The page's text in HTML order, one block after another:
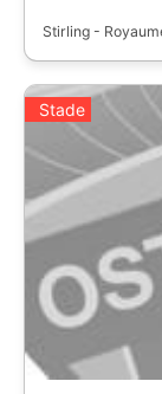
Stirling -
Stade